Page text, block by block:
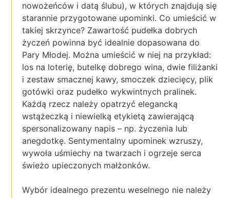
nowożeńców i datą ślubu), w których znajdują się
starannie przygotowane upominki. Co umieścić w
takiej skrzynce? Zawartość pudełka dobrych
życzeń powinna być idealnie dopasowana do
Pary Młodej. Można umieścić w niej na przykład:
los na loterię, butelkę dobrego wina, dwie filiżanki
i zestaw smacznej kawy, smoczek dziecięcy, plik
gotówki oraz pudełko wykwintnych pralinek.
Każdą rzecz należy opatrzyć elegancką
wstążeczką i niewielką etykietą zawierającą
spersonalizowany napis – np. życzenia lub
anegdotkę. Sentymentalny upominek wzruszy,
wywoła uśmiechy na twarzach i ogrzeje serca
świeżo upieczonych małżonków.
Wybór idealnego prezentu weselnego nie należy